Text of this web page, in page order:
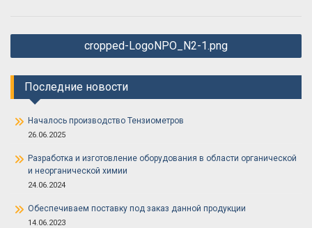
Навигация
по
записям
cropped-LogoNPO_N2-1.png
Последние новости
Началось производство Тензиометров
26.06.2025
Разработка и изготовление оборудования в области органической
и неорганической химии
24.06.2024
Обеспечиваем поставку под заказ данной продукции
14.06.2023